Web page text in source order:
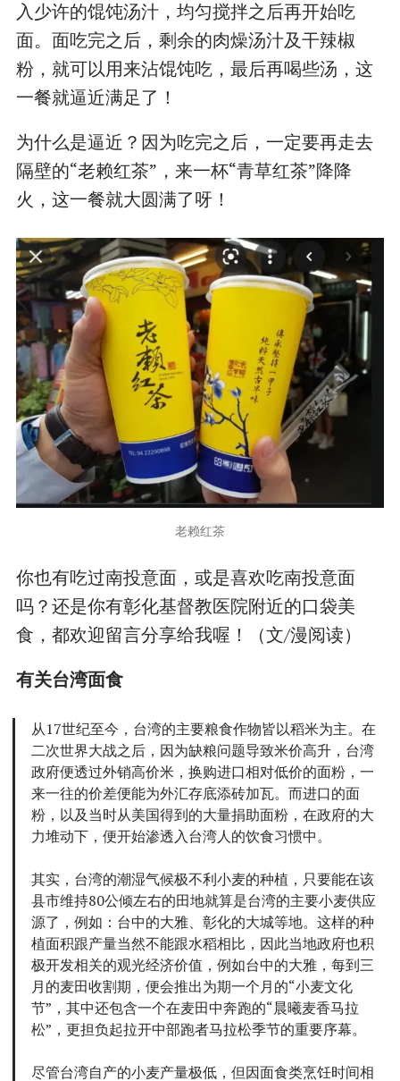
入少许的馄饨汤汁，均匀搅拌之后再开始吃
面。面吃完之后，剩余的肉燥汤汁及干辣椒
粉，就可以用来沾馄饨吃，最后再喝些汤，这
一餐就逼近满足了！
为什么是逼近？因为吃完之后，一定要再走去
隔壁的“老赖红茶”，来一杯“青草红茶”降降
火，这一餐就大圆满了呀！
老赖红茶
你也有吃过南投意面，或是喜欢吃南投意面
吗？还是你有彰化基督教医院附近的口袋美
食，都欢迎留言分享给我喔！（文/漫阅读）
有关台湾面食
从17世纪至今，台湾的主要粮食作物皆以稻米为主。在
二次世界大战之后，因为缺粮问题导致米价高升，台湾
政府便透过外销高价米，换购进口相对低价的面粉，一
来一往的价差便能为外汇存底添砖加瓦。而进口的面
粉，以及当时从美国得到的大量捐助面粉，在政府的大
力堆动下，便开始渗透入台湾人的饮食习惯中。
其实，台湾的潮湿气候极不利小麦的种植，只要能在该
县市维持80公倾左右的田地就算是台湾的主要小麦供应
源了，例如：台中的大雅、彰化的大城等地。这样的种
植面积跟产量当然不能跟水稻相比，因此当地政府也积
极开发相关的观光经济价值，例如台中的大雅，每到三
月的麦田收割期，便会推出为期一个月的“小麦文化
节”，其中还包含一个在麦田中奔跑的“晨曦麦香马拉
松”，更担负起拉开中部跑者马拉松季节的重要序幕。
尽管台湾自产的小麦产量极低，但因面食类烹饪时间相